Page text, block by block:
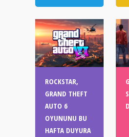
ROCKSTAR,
GRAND THEFT
AUTO 6
OYUNUNU BU
HAFTA DUYURA